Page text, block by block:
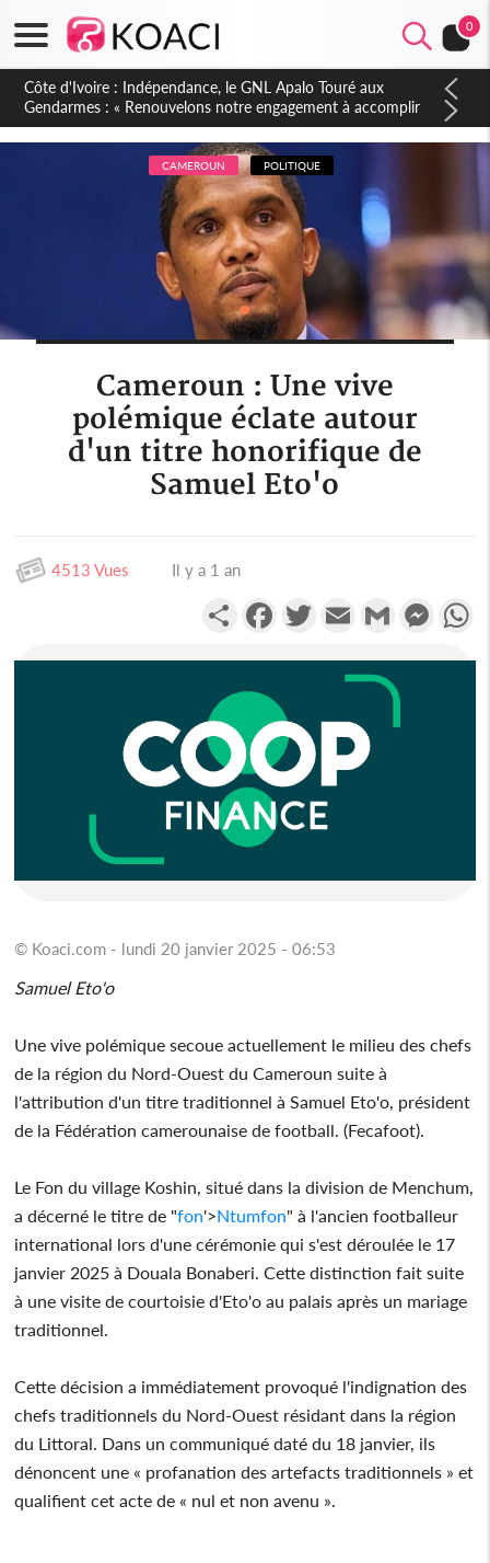
0
Sierra Leone : Un projet de réforme constitutionnelle en
gestation, points clés des amendements, un exclu d'avance
CAMEROUN POLITIQUE
Cameroun : Une vive
polémique éclate autour
d'un titre honorifique de
Samuel Eto'o
4513 Vues Il y a 1 an
PartagerFacebookTwitterEmail Gmail
© Koaci.com - lundi 20 janvier 2025 - 06:53
Samuel Eto'o
Une vive polémique secoue actuellement le milieu des chefs
de la région du Nord-Ouest du Cameroun suite à
l'attribution d'un titre traditionnel à Samuel Eto'o, président
de la Fédération camerounaise de football. (Fecafoot).
Le Fon du village Koshin, situé dans la division de Menchum,
a décerné le titre de "fon'>Ntumfon" à l'ancien footballeur
international lors d'une cérémonie qui s'est déroulée le 17
janvier 2025 à Douala Bonaberi. Cette distinction fait suite
à une visite de courtoisie d'Eto'o au palais après un mariage
traditionnel.
Cette décision a immédiatement provoqué l'indignation des
chefs traditionnels du Nord-Ouest résidant dans la région
du Littoral. Dans un communiqué daté du 18 janvier, ils
dénoncent une « profanation des artefacts traditionnels » et
qualifient cet acte de « nul et non avenu ».